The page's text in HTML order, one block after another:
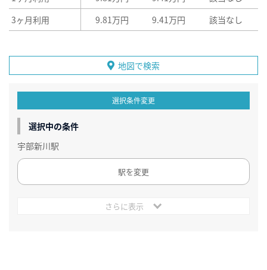
3ヶ月利用
9.81万円 9.41万円 該当なし
地図で検索
選択条件変更
選択中の条件
宇部新川駅
駅を変更
さらに表示